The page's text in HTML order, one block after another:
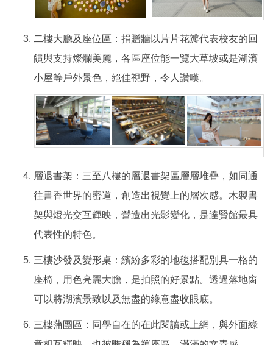
二樓大廳及座位區：捐贈牆以片片花瓣代表校友的回
饋與支持燦爛美麗，各區座位能一覽大草坡或是湖濱
小屋等戶外景色，絕佳視野，令人讚嘆。
層退書架：三至八樓的層退書架區層層堆疊，如同通
往書香世界的密道，創造出視覺上的層次感。木製書
架與燈光交互輝映，營造出光影變化，是達賢館最具
代表性的特色。
三樓沙發及變形桌：繽紛多彩的地毯搭配別具一格的
座椅，用色亮麗大膽，是拍照的好景點。透過落地窗
可以將湖濱景致以及無盡的綠意盡收眼底。
三樓蒲團區：同學自在的在此閱讀或上網，與外面綠